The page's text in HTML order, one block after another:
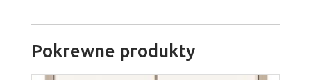
Pokrewne produkty